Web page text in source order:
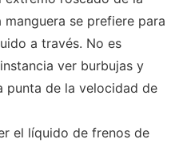
se prefiere para
a través. No es
ver burbujas y
punta de la velocidad de
el líquido de frenos de